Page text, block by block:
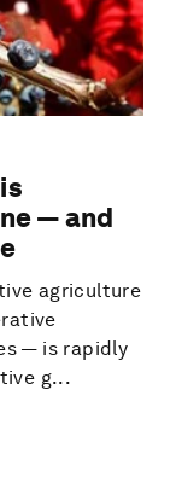
— and
agriculture
— is rapidly
g...